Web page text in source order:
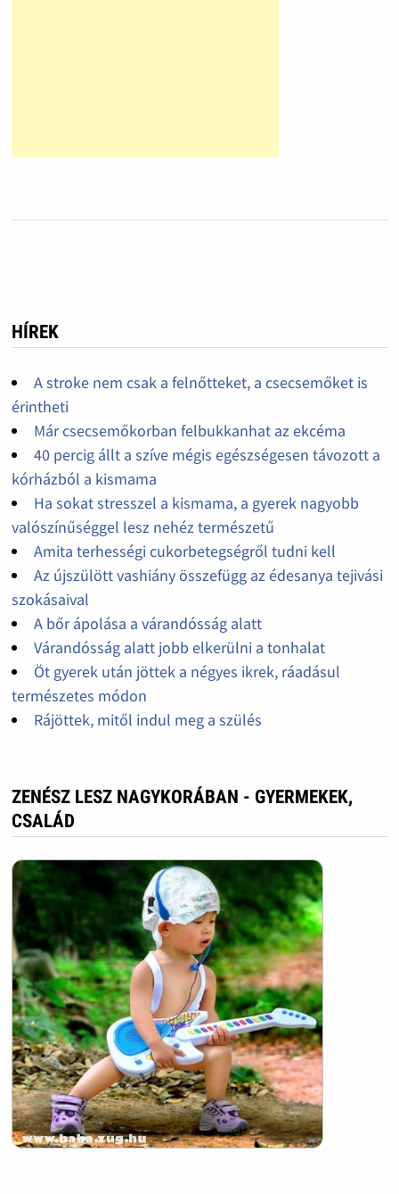
HÍREK
A stroke nem csak a felnőtteket, a csecsemőket is
érintheti
Már csecsemőkorban felbukkanhat az ekcéma
40 percig állt a szíve mégis egészségesen távozott a
kórházból a kismama
Ha sokat stresszel a kismama, a gyerek nagyobb
valószínűséggel lesz nehéz természetű
Amita terhességi cukorbetegségről tudni kell
Az újszülött vashiány összefügg az édesanya tejivási
szokásaival
A bőr ápolása a várandósság alatt
Várandósság alatt jobb elkerülni a tonhalat
Öt gyerek után jöttek a négyes ikrek, ráadásul
természetes módon
Rájöttek, mitől indul meg a szülés
ZENÉSZ LESZ NAGYKORÁBAN - GYERMEKEK,
CSALÁD